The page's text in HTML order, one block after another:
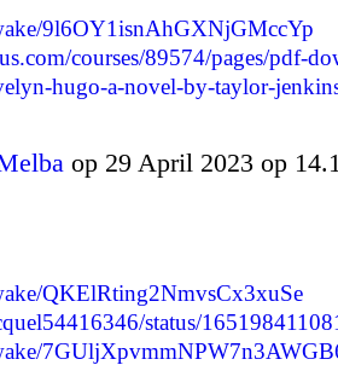
9l6OY1isnAhGXNjGMccYp
courses/89574/pages/pdf-
hugo-a-novel-by-taylor-
op 29 April 2023 op
QKElRting2NmvsCx3xuSe
status/